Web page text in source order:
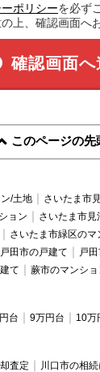
ポリシーを必ず
上、確認画面へ
確認画面へ
このページの先
/土地
さいたま市
ョン
さいたま市見
さいたま市緑区のマ
戸田市の戸建て
戸
て 蕨市のマンショ
台 9万円台 10万
査定
川口市の相